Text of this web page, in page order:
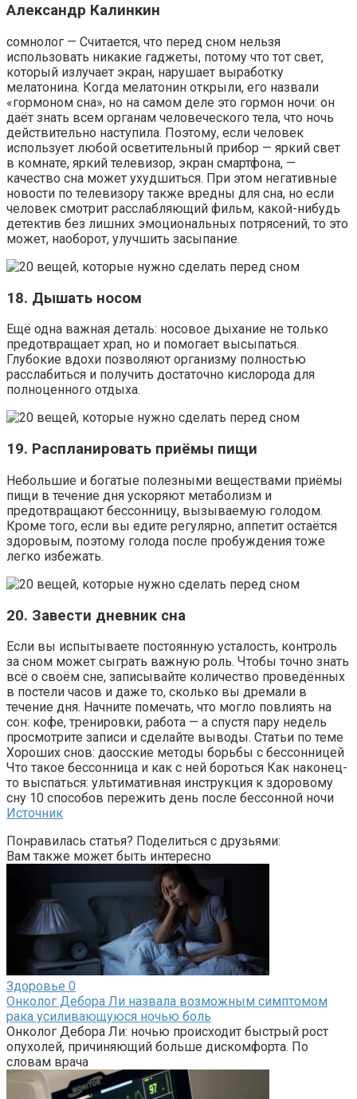
Александр Калинкин
сомнолог — Считается, что перед сном нельзя
использовать никакие гаджеты, потому что тот свет,
который излучает экран, нарушает выработку
мелатонина. Когда мелатонин открыли, его назвали
«гормоном сна», но на самом деле это гормон ночи: он
даёт знать всем органам человеческого тела, что ночь
действительно наступила. Поэтому, если человек
использует любой осветительный прибор — яркий свет
в комнате, яркий телевизор, экран смартфона, —
качество сна может ухудшиться. При этом негативные
новости по телевизору также вредны для сна, но если
человек смотрит расслабляющий фильм, какой-нибудь
детектив без лишних эмоциональных потрясений, то это
может, наоборот, улучшить засыпание.
18. Дышать носом
Ещё одна важная деталь: носовое дыхание не только
предотвращает храп, но и помогает высыпаться.
Глубокие вдохи позволяют организму полностью
расслабиться и получить достаточно кислорода для
полноценного отдыха.
19. Распланировать приёмы пищи
Небольшие и богатые полезными веществами приёмы
пищи в течение дня ускоряют метаболизм и
предотвращают бессонницу, вызываемую голодом.
Кроме того, если вы едите регулярно, аппетит остаётся
здоровым, поэтому голода после пробуждения тоже
легко избежать.
20. Завести дневник сна
Если вы испытываете постоянную усталость, контроль
за сном может сыграть важную роль. Чтобы точно знать
всё о своём сне, записывайте количество проведённых
в постели часов и даже то, сколько вы дремали в
течение дня. Начните помечать, что могло повлиять на
сон: кофе, тренировки, работа — а спустя пару недель
просмотрите записи и сделайте выводы. Статьи по теме
Хороших снов: даосские методы борьбы с бессонницей
Что такое бессонница и как с ней бороться Как наконец-
то выспаться: ультимативная инструкция к здоровому
сну 10 способов пережить день после бессонной ночи
Источник
Понравилась статья? Поделиться с друзьями:
Вам также может быть интересно
Здоровье 0
Онколог Дебора Ли назвала возможным симптомом
рака усиливающуюся ночью боль
Онколог Дебора Ли: ночью происходит быстрый рост
опухолей, причиняющий больше дискомфорта. По
словам врача